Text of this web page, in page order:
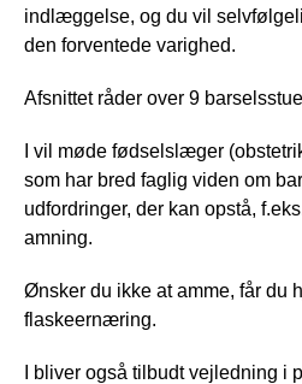
indlæggelse, og du vil
den forventede varighed.
Afsnittet råder over 9
I vil møde fødselslæger
som har bred faglig viden om
udfordringer, der kan opstå,
amning.
Ønsker du ikke at amme, får du
flaskeernæring.
I bliver også tilbudt vejledning i